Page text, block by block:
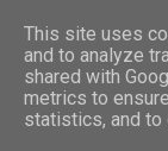
This site uses
and to analyze
shared with
metrics to
statistics, and to